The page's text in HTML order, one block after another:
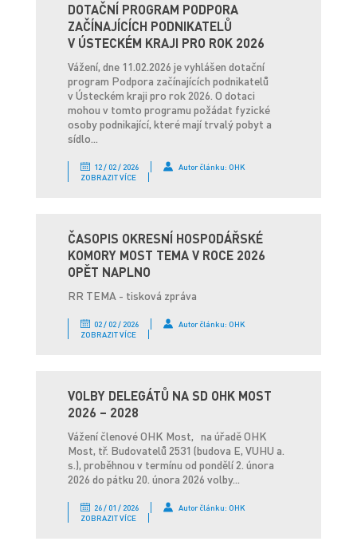
DOTAČNÍ PROGRAM PODPORA
ZAČÍNAJÍCÍCH PODNIKATELŮ
V ÚSTECKÉM KRAJI PRO ROK 2026
Vážení, dne 11.02.2026 je vyhlášen dotační
program Podpora začínajících podnikatelů
v Ústeckém kraji pro rok 2026. O dotaci
mohou v tomto programu požádat fyzické
osoby podnikající, které mají trvalý pobyt a
sídlo...
12 / 02 / 2026
Autor článku: OHK
ZOBRAZIT VÍCE
ČASOPIS OKRESNÍ HOSPODÁŘSKÉ
KOMORY MOST TEMA V ROCE 2026
OPĚT NAPLNO
RR TEMA - tisková zpráva
02 / 02 / 2026
Autor článku: OHK
ZOBRAZIT VÍCE
VOLBY DELEGÁTŮ NA SD OHK MOST
2026 – 2028
Vážení členové OHK Most, na úřadě OHK
Most, tř. Budovatelů 2531 (budova E, VUHU a.
s.), proběhnou v termínu od pondělí 2. února
2026 do pátku 20. února 2026 volby...
26 / 01 / 2026
Autor článku: OHK
ZOBRAZIT VÍCE